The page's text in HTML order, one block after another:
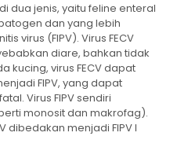
dua jenis, yaitu feline enteral
dan yang lebih
virus (FIPV). Virus FECV
diare, bahkan tidak
kucing, virus FECV dapat
FIPV, yang dapat
Virus FIPV sendiri
monosit dan makrofag).
dibedakan menjadi FIPV I